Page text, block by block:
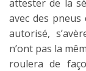
attester de la
avec des
autorisé,
n’ont pas la
roulera de